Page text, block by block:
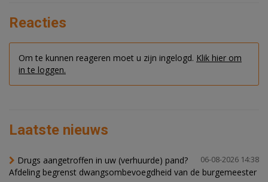
Reacties
Om te kunnen reageren moet u zijn ingelogd. Klik hier om
in te loggen.
Laatste nieuws
06-08-2026 14:38
Drugs aangetroffen in uw (verhuurde) pand?
Afdeling begrenst dwangsombevoegdheid van de burgemeester